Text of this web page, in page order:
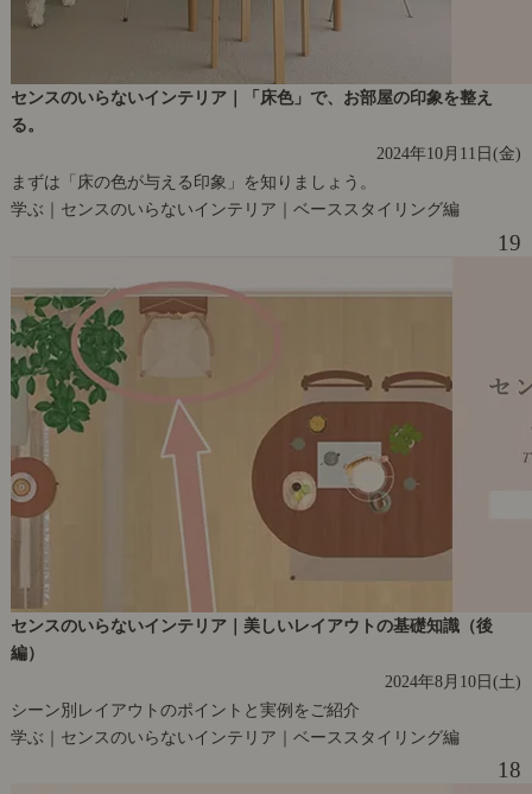
センスのいらないインテリア｜「床色」で、お部屋の印象を整え
る。
2024年10月11日(金)
まずは「床の色が与える印象」を知りましょう。
学ぶ｜センスのいらないインテリア｜ベーススタイリング編
19
センスのいらないインテリア｜美しいレイアウトの基礎知識（後
編）
2024年8月10日(土)
シーン別レイアウトのポイントと実例をご紹介
学ぶ｜センスのいらないインテリア｜ベーススタイリング編
18